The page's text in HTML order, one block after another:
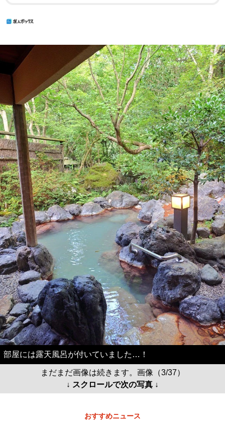
部屋には露天風呂が付いていました…！
まだまだ画像は続きます。画像（3/37）
↓ スクロールで次の写真 ↓
おすすめニュース